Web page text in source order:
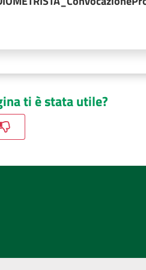
ti è stata utile?